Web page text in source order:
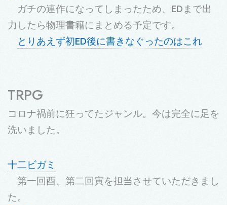
ガチの連作になってしまったため、EDまで出
力したら物理書籍にまとめる予定です。
とりあえず初ED後に書きなぐったのはこれ
TRPG
コロナ禍前に狂ってたジャンル。今は完全に足を
洗いました。
十二ビガミ
第一回酉、第二回寅を担当させていただきまし
た。